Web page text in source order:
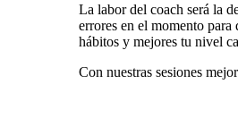
La labor del coach será la
errores en el momento para
hábitos y mejores tu nivel
Con nuestras sesiones